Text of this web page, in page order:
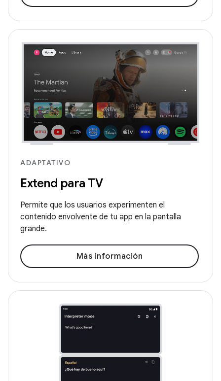
ADAPTATIVO
Extend para TV
Permite que los usuarios experimenten el
contenido envolvente de tu app en la pantalla
grande.
Más información